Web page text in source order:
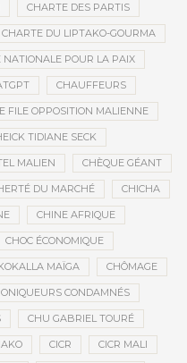
CHARTE DES PARTIS
CHARTE DU LIPTAKO-GOURMA
NATIONALE POUR LA PAIX
CHAUFFEURS
FILE OPPOSITION MALIENNE
TIDIANE SECK
MALIEN CHÈQUE GÉANT
DU MARCHÉ CHICHA
CHINE AFRIQUE
CHOC ÉCONOMIQUE
MAÏGA CHÔMAGE
CONDAMNÉS
CHU GABRIEL TOURÉ
CICR CICR MALI